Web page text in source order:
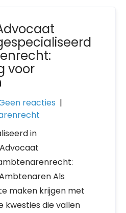
voor
reacties |
in
Als
maken krijgen met
kwesties die vallen